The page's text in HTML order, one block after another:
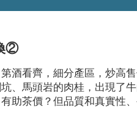
②
酒看齊，細分產區，炒高
、馬頭岩的肉桂，出現了
助茶價？但品質和真實性